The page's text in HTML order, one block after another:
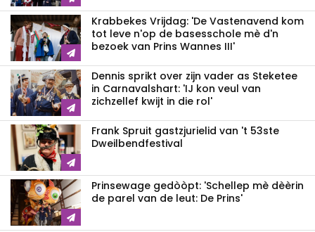
Krabbekes Vrijdag: 'De Vastenavend kom
tot leve n'op de basesschole mè d'n
bezoek van Prins Wannes III'
Dennis sprikt over zijn vader as Steketee
in Carnavalshart: 'IJ kon veul van
zichzellef kwijt in die rol'
Frank Spruit gastzjurielid van 't 53ste
Dweilbendfestival
Prinsewage gedòòpt: 'Schellep mè dèèrin
de parel van de leut: De Prins'